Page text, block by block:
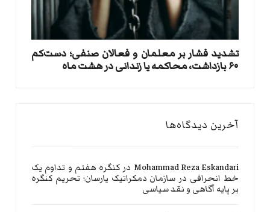
تشدید فشار بر معلمان و فعالان صنفی؛ دست‌کم
۶۰ بازداشت، محاکمه یا زندانی در هشت ماه
آخرین دیدگاه‌ها
Mohammad Reza Eskandari در کنگره هفتم و تداوم یک
خط انحرافی در سازمان دمکراتیک یارسان؛ تحریم کنگره
بر پایه آگاهی و نقد سیاسی